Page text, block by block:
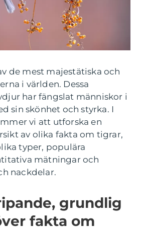
de mest majestätiska och
i världen. Dessa
har fängslat människor i
sin skönhet och styrka. I
vi att utforska en
av olika fakta om tigrar,
typer, populära
mätningar och
nackdelar.
grundlig
fakta om